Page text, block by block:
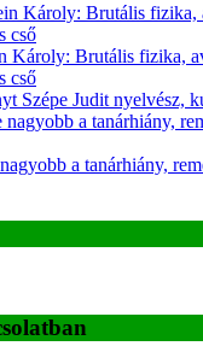
Károly: Brutális fizika,
cső
Károly: Brutális fizika,
cső
Szépe Judit nyelvész,
nagyobb a tanárhiány,
a tanárhiány,